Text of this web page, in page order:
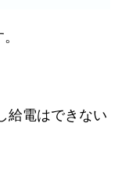
給電はできない